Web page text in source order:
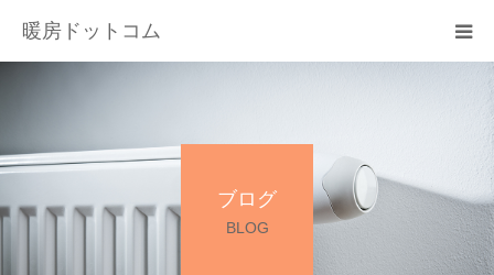
暖房ドットコム
ブログ
BLOG
サービス一覧
その他サービス